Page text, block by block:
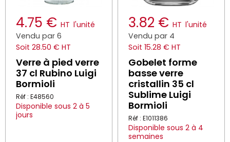
4.75 € HT l'unité
Vendu par 6
Soit 28.50 € HT
Verre à pied verre
37 cl Rubino Luigi
Bormioli
Réf : E48560
Disponible sous 2 à 5
jours
3.82 € HT l'unité
Vendu par 4
Soit 15.28 € HT
Gobelet forme
basse verre
cristallin 35 cl
Sublime Luigi
Bormioli
Réf : E1011386
Disponible sous 2 à 4
semaines